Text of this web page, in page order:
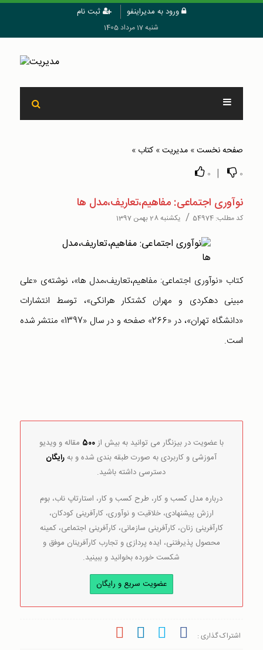
ورود به مدیراینفو ثبت نام
شنبه 17 مرداد 1405
صفحه نخست» مدیریت» کتاب »
0
|
0
نوآوری اجتماعی: مفاهيم،تعاريف،مدل ها
کد مطلب: 54974
/ یکشنبه 28 بهمن 1397
کتاب «نوآوری اجتماعی: مفاهيم،تعاريف،مدل ها»، نوشته‌ی «علی
مبینی دهکردی و مهران کشتکار هرانکی»، توسط انتشارات
«دانشگاه تهران»، در «266» صفحه و در سال «1397» منتشر شده
است.
با عضویت در بیزنگار می توانید به بیش از500 مقاله و ویدیو
آموزشی و کاربردی به صورت طبقه بندی شده و بهرایگان
دسترسی داشته باشید.
درباره مدل کسب و کار، طرح کسب و کار، استارتاپ ناب، بوم
ارزش پیشنهادی، خلاقیت و نوآوری، کارآفرینی کودکان،
کارآفرینی زنان، کارآفرینی سازمانی، کارآفرینی اجتماعی، کمینه
محصول پذیرفتنی، ایده پردازی و تجارب کارآفرینان موفق و
شکست خورده بخوانید و ببینید.
عضویت سریع و رایگان
اشتراک گذاری :